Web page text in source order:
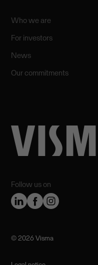
Follow us on
Who we are
For investors
News
Our commitments
©️ 2026 Visma